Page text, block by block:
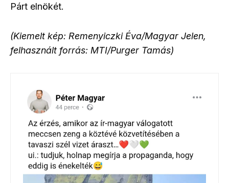
Párt elnökét.
(Kiemelt kép: Remenyiczki Éva/Magyar Jelen,
felhasznált forrás: MTI/Purger Tamás)